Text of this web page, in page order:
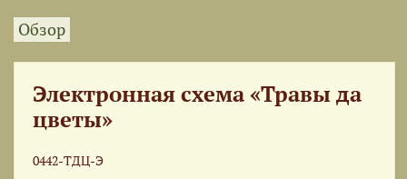
Обзор
Электронная схема «Травы да
цветы»
0442-ТДЦ-Э